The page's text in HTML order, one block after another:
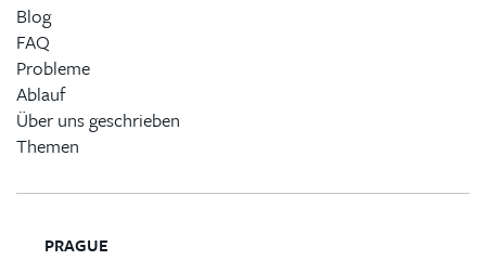
Blog
FAQ
Probleme
Ablauf
Über uns geschrieben
Themen
PRAGUE